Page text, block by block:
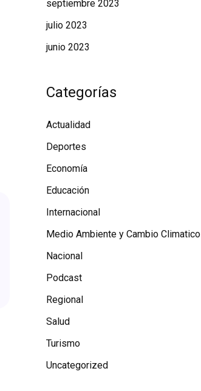
septiembre 2023
julio 2023
junio 2023
Categorías
Actualidad
Deportes
Economía
Educación
Internacional
Medio Ambiente y Cambio Climatico
Nacional
Podcast
Regional
Salud
Turismo
Uncategorized